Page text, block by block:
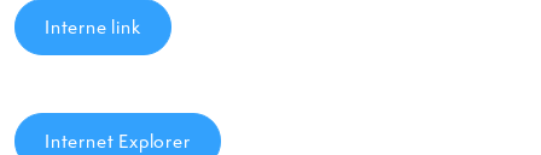
Interne link
Internet Explorer